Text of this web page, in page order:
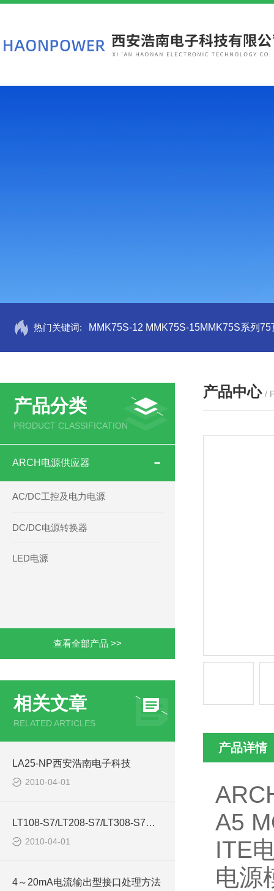
热门关键词: MMK75S-12 MMK75S-15MMK75S系列
产品分类
PRODUCT CLASSIFICATION
ARCH电源供应器
AC/DC工控及电力电源
DC/DC电源转换器
LED电源
查看全部产品 >>
相关文章
RELATED ARTICLES
LA25-NP西安浩南电子科技
2010-04-01
LT108-S7/LT208-S7/LT308-S7传感器-西安浩南电子科技
2010-04-01
4～20mA电流输出型接口处理方法
产品中心 /
产品详情
A5
ITE
电源